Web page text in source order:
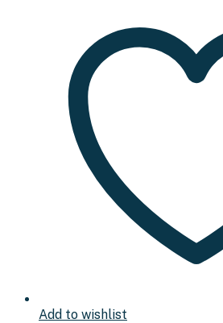
Add to wishlist